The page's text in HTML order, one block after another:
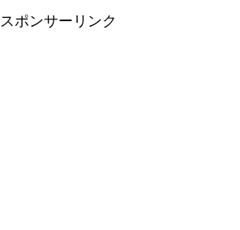
スポンサーリンク